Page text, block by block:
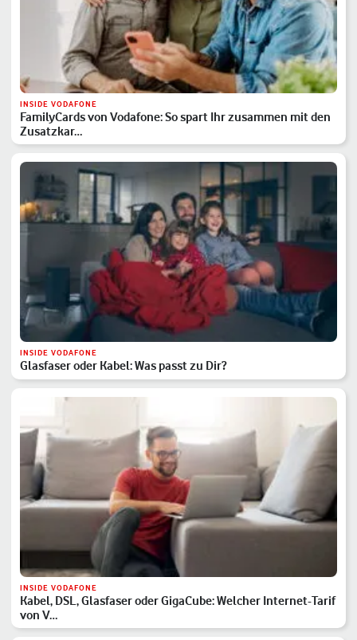
INSIDE VODAFONE
FamilyCards von Vodafone: So spart Ihr zusammen mit den
Zusatzkar…
INSIDE VODAFONE
Glasfaser oder Kabel: Was passt zu Dir?
INSIDE VODAFONE
Kabel, DSL, Glasfaser oder GigaCube: Welcher Internet-Tarif
von V…